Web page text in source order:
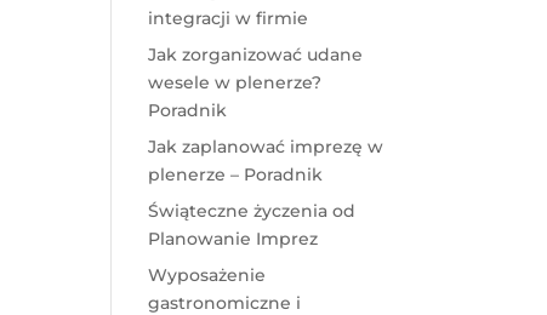
integracji w firmie
Jak zorganizować udane
wesele w plenerze?
Poradnik
Jak zaplanować imprezę w
plenerze – Poradnik
Świąteczne życzenia od
Planowanie Imprez
Wyposażenie
gastronomiczne i